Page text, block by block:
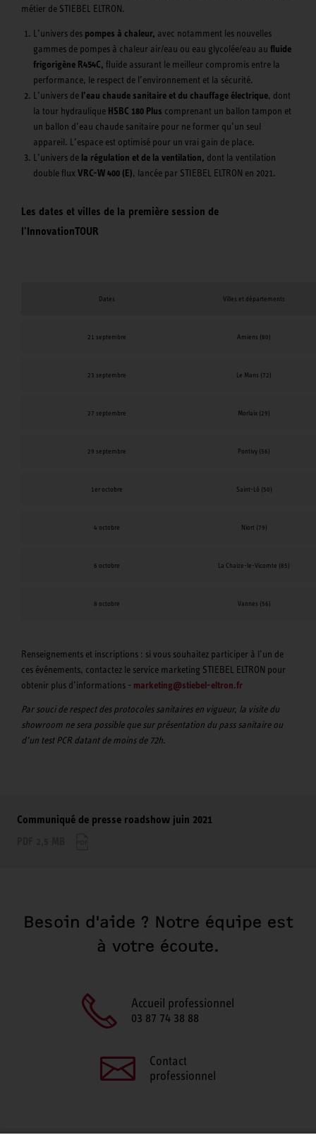
métier de STIEBEL ELTRON.
L’univers des pompes à chaleur, avec notamment les nouvelles
gammes de pompes à chaleur air/eau ou eau glycolée/eau au fluide
frigorigène R454C, fluide assurant le meilleur compromis entre la
performance, le respect de l’environnement et la sécurité.
L’univers de l’eau chaude sanitaire et du chauffage électrique, dont
la tour hydraulique HSBC 180 Plus comprenant un ballon tampon et
un ballon d’eau chaude sanitaire pour ne former qu’un seul
appareil. L’espace est optimisé pour un vrai gain de place.
L’univers de la régulation et de la ventilation, dont la ventilation
double flux VRC-W 400 (E), lancée par STIEBEL ELTRON en 2021.
Les dates et villes de la première session de
l'InnovationTOUR
Dates Villes et départements
21 septembre Amiens (80)
23 septembre Le Mans (72)
27 septembre Morlaix (29)
29 septembre Pontivy (56)
1er octobre Saint-Lô (50)
4 octobre Niort (79)
6 octobre La Chaize-le-Vicomte (85)
8 octobre Vannes (56)
Renseignements et inscriptions : si vous souhaitez participer à l’un de
ces événements, contactez le service marketing STIEBEL ELTRON pour
obtenir plus d’informations - marketing@stiebel-eltron.fr
Par souci de respect des protocoles sanitaires en vigueur, la visite du
showroom ne sera possible que sur présentation du pass sanitaire ou
d’un test PCR datant de moins de 72h.
Communiqué de presse roadshow juin 2021
Besoin d'aide ? Notre équipe est
à votre écoute.
Accueil professionnel
03 87 74 38 88
Contact
professionnel